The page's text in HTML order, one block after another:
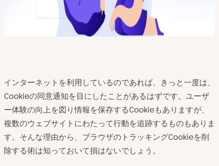
インターネットを利用しているのであれば、きっと一度は、
Cookieの同意通知を目にしたことがあるはずです。ユーザ
ー体験の向上を図り情報を保存するCookieもありますが、
複数のウェブサイトにわたって行動を追跡するものもありま
す。そんな理由から、ブラウザのトラッキングCookieを削
除する術は知っておいて損はないでしょう。